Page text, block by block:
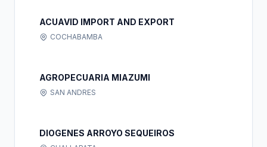
ACUAVID IMPORT AND EXPORT
COCHABAMBA
AGROPECUARIA MIAZUMI
SAN ANDRES
DIOGENES ARROYO SEQUEIROS